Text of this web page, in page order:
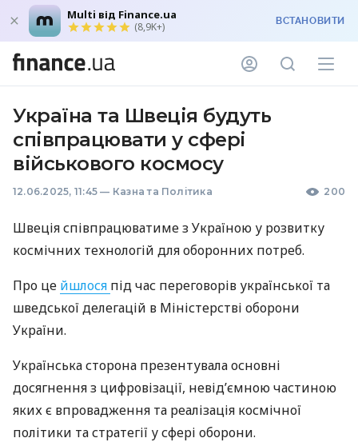
Multi від Finance.ua
(8,9K+) ВСТАНОВИТИ
Україна та Швеція будуть
співпрацювати у сфері
військового космосу
12.06.2025, 11:45 — Казна та Політика 200
Швеція співпрацюватиме з Україною у розвитку
космічних технологій для оборонних потреб.
Про це йшлося під час переговорів української та
шведської делегацій в Міністерстві оборони
України.
Українська сторона презентувала основні
досягнення з цифровізації, невід’ємною частиною
яких є впровадження та реалізація космічної
політики та стратегії у сфері оборони.